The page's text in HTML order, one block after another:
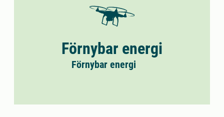
Förnybar energi
Förnybar energi